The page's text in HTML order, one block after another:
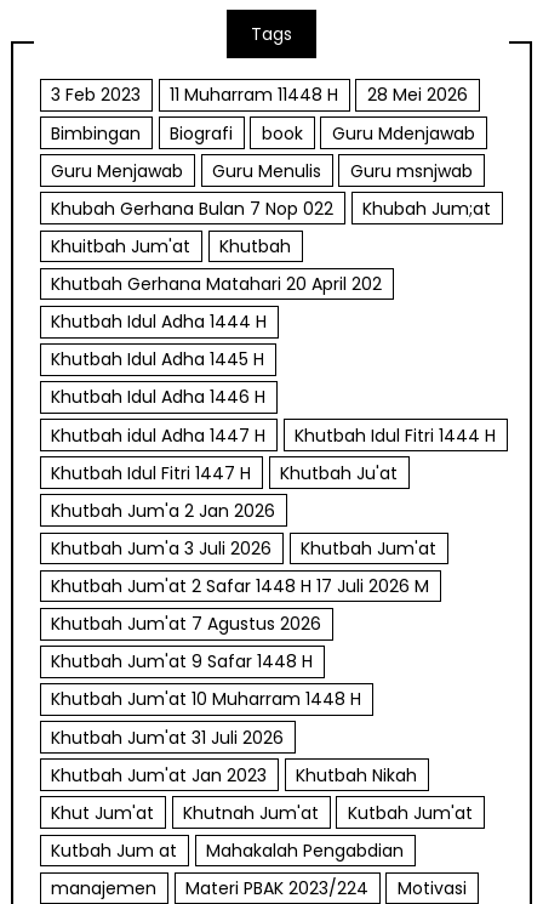
Tags
3 Feb 2023 11 Muharram 11448 H
28 Mei 2026
Bimbingan
Biografi book
Guru Mdenjawab
Guru Menjawab
Guru Menulis
Guru msnjwab
Khubah Gerhana Bulan 7 Nop 022
Khubah Jum;at
Khuitbah Jum'at
Khutbah
Khutbah Gerhana Matahari 20 April 202
Khutbah Idul Adha 1444 H
Khutbah Idul Adha 1445 H
Khutbah Idul Adha 1446 H
Khutbah idul Adha 1447 H
Khutbah Idul Fitri 1444 H
Khutbah Idul Fitri 1447 H
Khutbah Ju'at
Khutbah Jum'a 2 Jan 2026
Khutbah Jum'a 3 Juli 2026
Khutbah Jum'at
Khutbah Jum'at 2 Safar 1448 H 17 Juli 2026 M
Khutbah Jum'at 7 Agustus 2026
Khutbah Jum'at 9 Safar 1448 H
Khutbah Jum'at 10 Muharram 1448 H
Khutbah Jum'at 31 Juli 2026
Khutbah Jum'at Jan 2023
Khutbah Nikah
Khut Jum'at
Khutnah Jum'at
Kutbah Jum'at
Kutbah Jum at
Mahakalah Pengabdian
manajemen
Materi PBAK 2023/224 Motivasi